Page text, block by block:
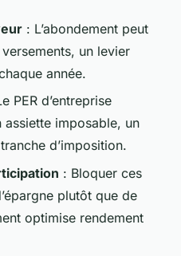
: L’abondement peut
un levier
année.
PER d’entreprise
imposable, un
d’imposition.
: Bloquer ces
plutôt que de
optimise rendement